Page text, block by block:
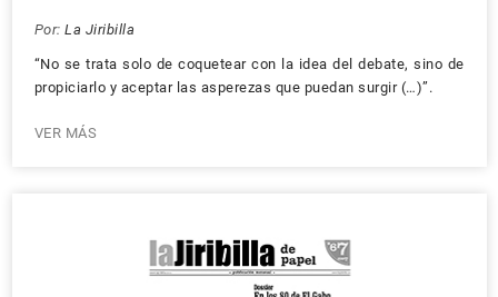
Por: La Jiribilla
“No se trata solo de coquetear con la idea del debate, sino de
propiciarlo y aceptar las asperezas que puedan surgir (…)”.
VER MÁS